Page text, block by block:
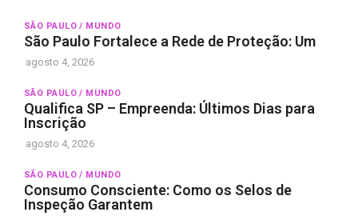
SÃO PAULO / MUNDO
São Paulo Fortalece a Rede de Proteção: Um
agosto 4, 2026
SÃO PAULO / MUNDO
Qualifica SP – Empreenda: Últimos Dias para
Inscrição
agosto 4, 2026
SÃO PAULO / MUNDO
Consumo Consciente: Como os Selos de
Inspeção Garantem